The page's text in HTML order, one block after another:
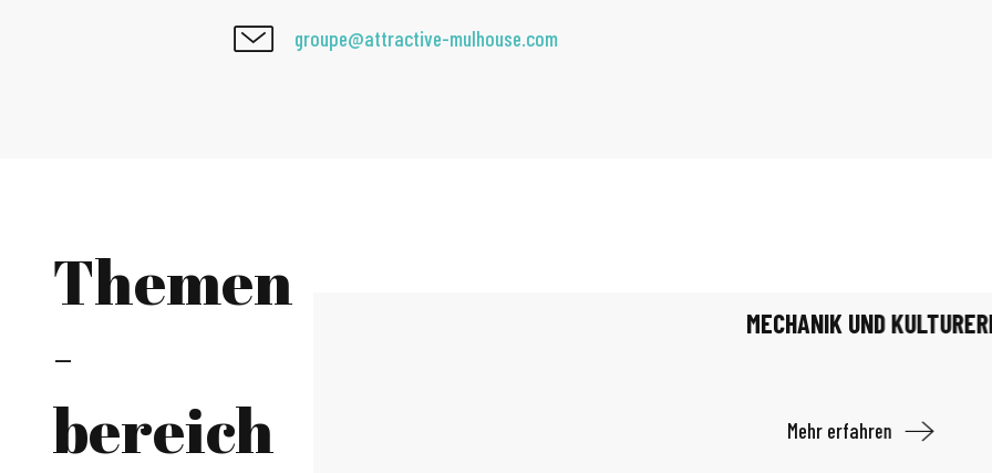
groupe@attractive-mulhouse.com
Themen
-
bereich
MECHANIK UND
Mehr erfahren